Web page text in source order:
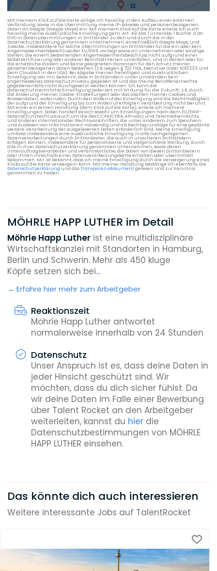
Verkehrsdaten eines typischen Dienstag morgens um 8:30.
Mit meinem Klick auf die Karte willige ich freiwillig in den Aufbau einer externen
Verbindung, sowie in die Übermittlung meine IP-Adresse und personenbezogenen
Daten an Google (Google Maps) ein. Mit meinem Klick auf die Karte erteile ich auch
freiwillig meine ausdrückliche Einwilligung gem. Art. 49 Abs. 1 Unterabs. 1 Buchst. a DS-
GVO in Datenübermittlungen in Drittländer zu den und durch die in der
Datenschutzerklärung genannten Unternehmen, einschließlich Google Maps, und
Zwecke, insbesondere für solche Übermittlungen an Drittländer für die ein oder kein
Angemessenheitsbeschluss der EU/EWR vorliegt sowie an Unternehmen oder sonstige
Stellen, die einem bestehenden Angemessenheitsbeschluss nicht aufgrund einer
Selbstzertifizierung oder anderer Beitrittskriterien unterfallen, und in denen oder für
die erhebliche Risiken und keine geeigneten Garantien für den Schutz meiner
personenbezogenen Daten bestehen (z.B. wegen § 702 FISA, Executive Order EO12333 und
dem CloudAct in den USA). Bei Abgabe meiner freiwilligen und ausdrücklichen
Einwilligung war mir bekannt, dass in Drittländern unter Umständen kein
angemessenes Datenschutzniveau gegeben ist und das meine Betroffenenrechte
gegebenenfalls nicht durchgesetzt werden können. Ich kann die
datenschutzrechtliche Einwilligung jederzeit mit Wirkung für die Zukunft, z.B. durch
die Änderung meiner Cookie-Einstellungen oder das Löschen meiner Cookies und
Browserdaten, widerrufen. Durch den Widerruf der Einwilligung wird die Rechtmäßigkeit
der aufgrund der Einwilligung bis zum Widerruf erfolgten Verarbeitung nicht berührt.
Mit einer einzelnen Handlung (dem Klick auf die Karte), erteile ich mehrere
Einwilligungen. Dabei handelt es sich sowohl um Einwilligungen nach dem EU/EWR-
Datenschutzrecht als auch um die des CCPA/CPRA, ePrivacy und Telemedienrechts,
und anderer internationaler Rechtsvorschriften, die unter anderem zum Speichern
und Auslesen von Informationen notwendig und als Rechtsgrundlage für eine geplante
weitere Verarbeitung der ausgelesenen Daten erforderlich sind. Meine Einwilligung
umfasst insbesondere eine ausdrückliche Einwilligung in alle nachgelagerten
Datenverarbeitungen durch Drittanbieter, die auch in unsicheren Drittländern
erfolgen können, insbesondere für personalisierte und zielgerichtete Werbung, durch
alle in ihrer Datenschutzerklärung genannten Unternehmen, sowie deren
Unterauftragsverarbeiter und Verantwortliche, die Daten von diesen Drittanbietern
oder ihnen innerhalb einer Datenverarbeitungskette erhalten oder übermittelt
bekommen. Mir ist bekannt, dass ich meine Einwilligung durch die Verweigerung eines
Klicks auf die Karte verweigern kann. Mit meiner Handlung bestätige ich ebenfalls, die
Datenschutzerklärung und dasTransparenzdokumentgelesen und zur Kenntnis
genommen zu haben.
MÖHRLE HAPP LUTHER im Detail
Möhrle Happ Luther ist eine multidisziplinäre
Wirtschaftskanzlei mit Standorten in Hamburg,
Berlin und Schwerin. Mehr als 450 kluge
Köpfe setzen sich bei...
Erfahre hier mehr zum Arbeitgeber
Reaktionszeit
Möhrle Happ Luther antwortet
normalerweise innerhalb von 24 Stunden
Datenschutz
Unser Anspruch ist es, dass deine Daten in
jeder Hinsicht geschützt sind. Wir
möchten, dass du dich sicher fühlst. Da
wir deine Daten im Falle einer Bewerbung
über Talent Rocket an den Arbeitgeber
weiterleiten, kannst du hierdie
Datenschutzbestimmungen von MÖHRLE
HAPP LUTHER einsehen.
Das könnte dich auch interessieren
Weitere interessante Jobs auf TalentRocket